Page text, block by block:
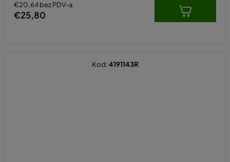
€20,64 bez PDV-a
€25,80
Kod:4191143R